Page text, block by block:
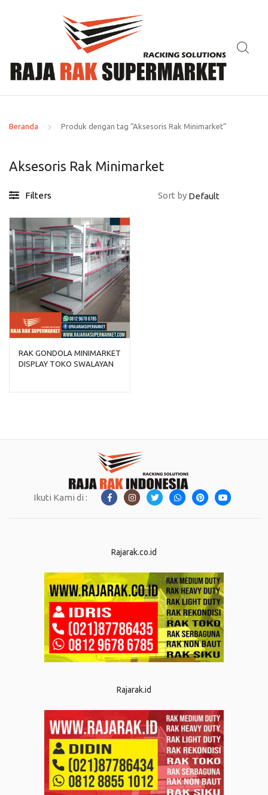
Beranda Produk dengan tag “Aksesoris Rak Minimarket”
Aksesoris Rak Minimarket
Filters Sort by
RAK GONDOLA MINIMARKET
DISPLAY TOKO SWALAYAN
Ikuti Kami di :
Rajarak.co.id
Rajarak.id